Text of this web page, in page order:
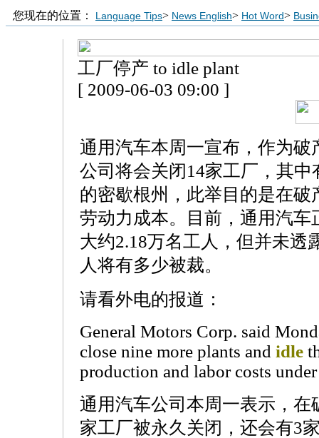
您现在的位置： Language Tips> News English> Hot Word>
工厂停产 to idle plant
[ 2009-06-03 09:00 ]
通用汽车本周一宣布，作为
公司将会关闭14家工厂，其
的密歇根州，此举目的是在
劳动力成本。目前，通用汽车
大约2.18万名工人，但并未透
人将有多少被裁。
请看外电的报道：
General Motors Corp. said
close nine more plants and idle
production and labor costs
通用汽车公司本周一表示，在
家工厂被永久关闭，还会有3